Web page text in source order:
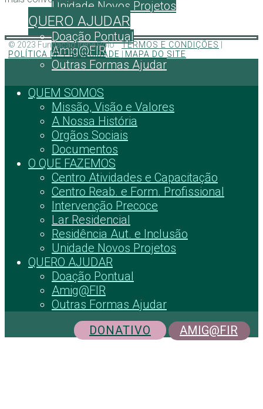
Unidade Novos Projetos
QUERO AJUDAR
Doação Pontual
Amig@FIR
Outras Formas Ajudar
QUEM SOMOS
Missão, Visão e Valores
A Nossa História
Orgãos Sociais
Documentos
O QUE FAZEMOS
Centro Atividades e Capacitação
Centro Reab. e Form. Profissional
Intervenção Precoce
Lar Residencial
Residência Aut. e Inclusão
Unidade Novos Projetos
QUERO AJUDAR
Doação Pontual
Amig@FIR
Outras Formas Ajudar
DONATIVO
AMIG@FIR
© 2023 Fundação Irene RoloTERMOS E CONDIÇÕES
POLÍTICA DE PRIVACIDADE
MAPA DO SITE